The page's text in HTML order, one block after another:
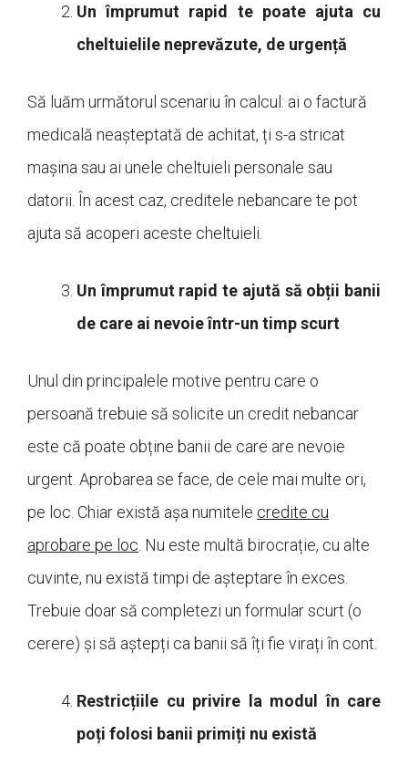
Un împrumut rapid te poate ajuta cu
cheltuielile neprevăzute, de urgență
Să luăm următorul scenariu în calcul: ai o factură
medicală neașteptată de achitat, ți s-a stricat
mașina sau ai unele cheltuieli personale sau
datorii. În acest caz, creditele nebancare te pot
ajuta să acoperi aceste cheltuieli.
Un împrumut rapid te ajută să obții banii
de care ai nevoie într-un timp scurt
Unul din principalele motive pentru care o
persoană trebuie să solicite un credit nebancar
este că poate obține banii de care are nevoie
urgent. Aprobarea se face, de cele mai multe ori,
pe loc. Chiar există așa numitele credite cu
aprobare pe loc . Nu este multă birocrație, cu alte
cuvinte, nu există timpi de așteptare în exces.
Trebuie doar să completezi un formular scurt (o
cerere) și să aștepți ca banii să îți fie virați în cont.
Restricțiile cu privire la modul în care
poți folosi banii primiți nu există